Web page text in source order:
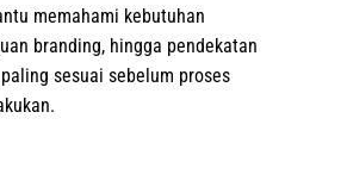
memahami kebutuhan
branding, hingga pendekatan
sesuai sebelum proses